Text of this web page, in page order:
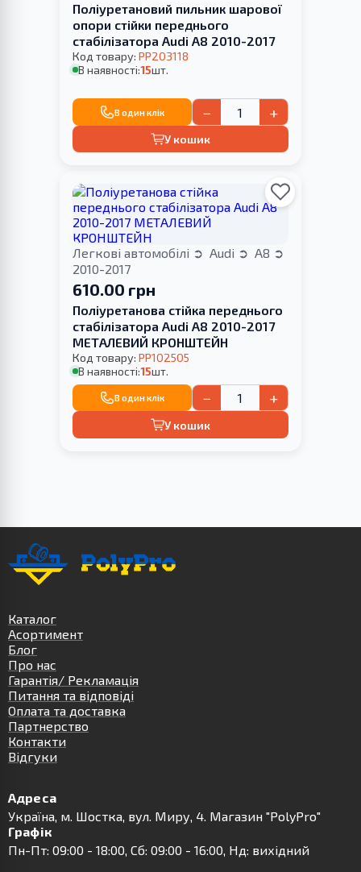
Поліуретановий пильник шарової
опори стійки переднього
стабілізатора Audi A8 2010-2017
Код товару: PP203118
В наявності:15шт.
В один клік − +
У кошик
Легкові автомобілі Audi
A8
2010-2017
610.00 грн
Поліуретанова стійка переднього
стабілізатора Audi A8 2010-2017
МЕТАЛЕВИЙ КРОНШТЕЙН
Код товару: PP102505
В наявності:15шт.
В один клік − +
У кошик
Каталог
Асортимент
Блог
Про нас
Гарантія/ Рекламація
Питання та відповіді
Оплата та доставка
Партнерство
Контакти
Відгуки
Адреса
Українa, м. Шостка, вул. Миру, 4. Магазин "PolyPro"
Графік
Пн-Пт: 09:00 - 18:00, Сб: 09:00 - 16:00, Нд: вихідний